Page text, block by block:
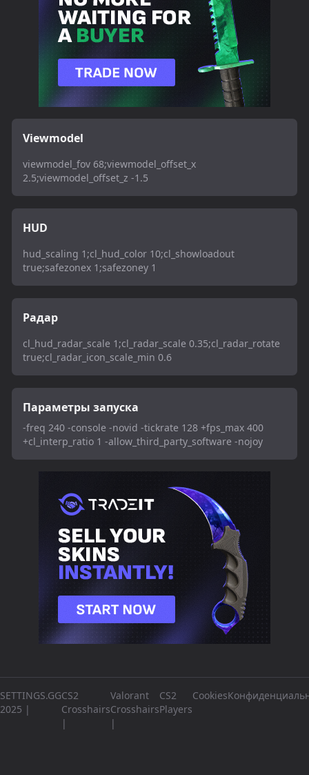
Viewmodel
viewmodel_fov 68;viewmodel_offset_x
2.5;viewmodel_offset_z -1.5
HUD
hud_scaling 1;cl_hud_color 10;cl_showloadout
true;safezonex 1;safezoney 1
Радар
cl_hud_radar_scale 1;cl_radar_scale 0.35;cl_radar_rotate
true;cl_radar_icon_scale_min 0.6
Параметры запуска
-freq 240 -console -novid -tickrate 128 +fps_max 400
+cl_interp_ratio 1 -allow_third_party_software -nojoy
SETTINGS.GG
2025 |
CS2
Crosshairs
|
Valorant
Crosshairs
|
CS2
Players
Cookies